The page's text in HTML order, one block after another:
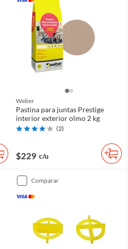
Weber
Pastina para juntas Prestige
interior exterior olmo 2 kg
(2)
$229 c/u
comparar